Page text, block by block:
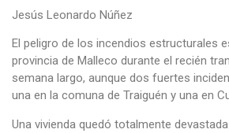
Jesús Leonardo Núñez
El peligro de los incendios estructurales
provincia de Malleco durante el recién
semana largo, aunque dos fuertes
una en la comuna de Traiguén y una en
Una vivienda quedó totalmente